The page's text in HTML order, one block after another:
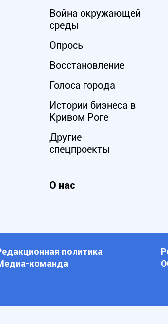
Война окружающей
среды
Опросы
Восстановление
Голоса города
Истории бизнеса в
Кривом Роге
Другие
спецпроекты
О нас
политика
команда